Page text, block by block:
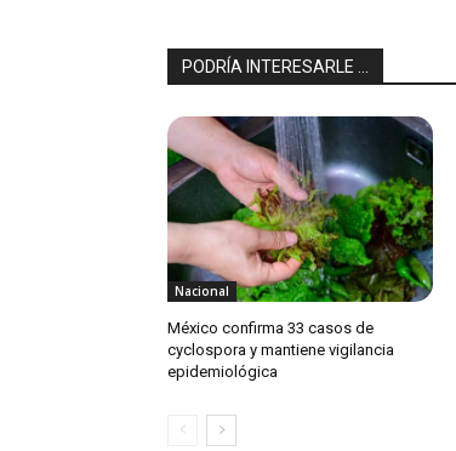
PODRÍA INTERESARLE ...
Nacional
México confirma 33 casos de
cyclospora y mantiene vigilancia
epidemiológica